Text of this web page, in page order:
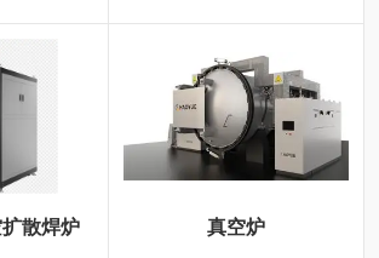
散焊炉 真空炉